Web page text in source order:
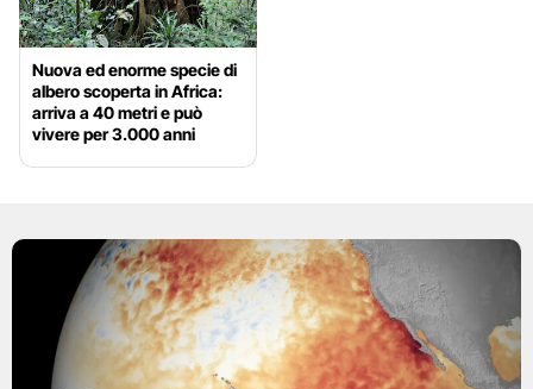
Nuova ed enorme specie di
albero scoperta in Africa:
arriva a 40 metri e può
vivere per 3.000 anni